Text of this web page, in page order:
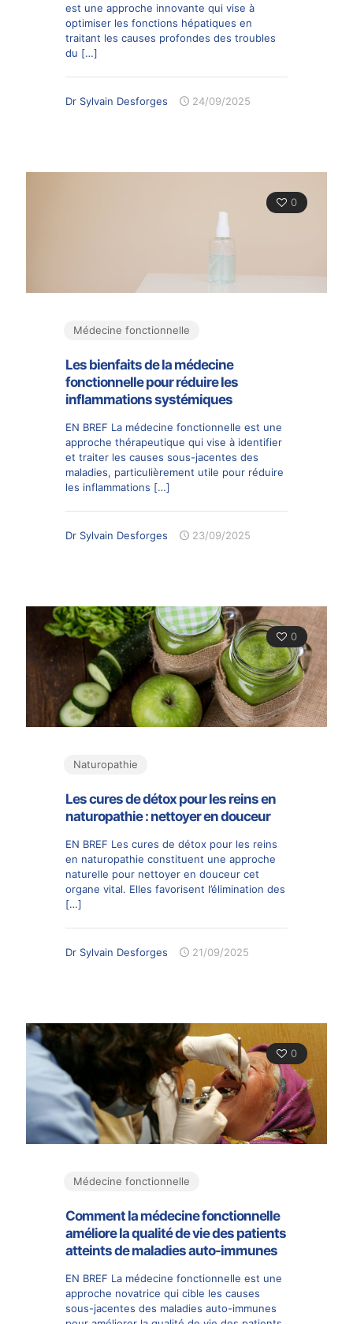
est une approche innovante qui vise à
optimiser les fonctions hépatiques en
traitant les causes profondes des troubles
du […]
Dr Sylvain Desforges 24/09/2025
0
Médecine fonctionnelle
Les bienfaits de la médecine
fonctionnelle pour réduire les
inflammations systémiques
EN BREF La médecine fonctionnelle est une
approche thérapeutique qui vise à identifier
et traiter les causes sous-jacentes des
maladies, particulièrement utile pour réduire
les inflammations […]
Dr Sylvain Desforges 23/09/2025
0
Naturopathie
Les cures de détox pour les reins en
naturopathie : nettoyer en douceur
EN BREF Les cures de détox pour les reins
en naturopathie constituent une approche
naturelle pour nettoyer en douceur cet
organe vital. Elles favorisent l’élimination des
[…]
Dr Sylvain Desforges 21/09/2025
0
Médecine fonctionnelle
Comment la médecine fonctionnelle
améliore la qualité de vie des patients
atteints de maladies auto-immunes
EN BREF La médecine fonctionnelle est une
approche novatrice qui cible les causes
sous-jacentes des maladies auto-immunes